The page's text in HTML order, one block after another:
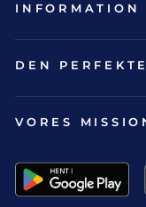
INFORMATION
DEN
VORES